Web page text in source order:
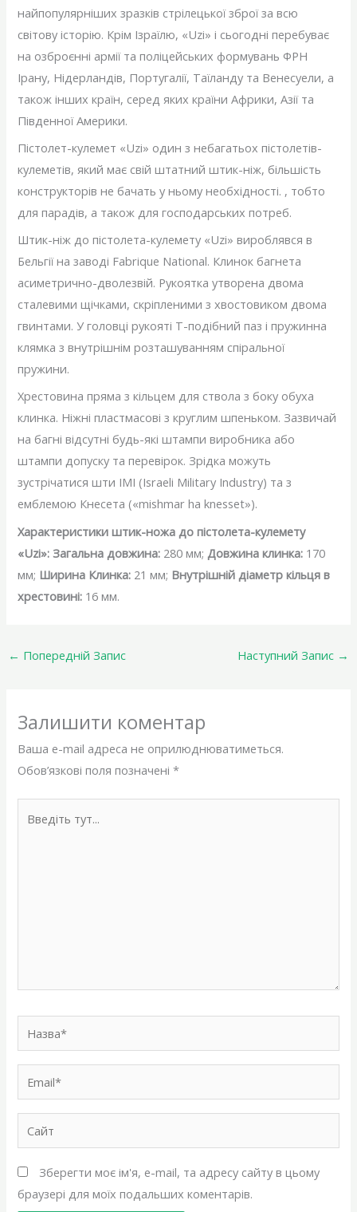
найпопулярніших зразків стрілецької зброї за всю
світову історію. Крім Ізраїлю, «Uzi» і сьогодні перебуває
на озброєнні армії та поліцейських формувань ФРН
Ірану, Нідерландів, Португалії, Таїланду та Венесуели, а
також інших країн, серед яких країни Африки, Азії та
Південної Америки.
Пістолет-кулемет «Uzi» один з небагатьох пістолетів-
кулеметів, який має свій штатний штик-ніж, більшість
конструкторів не бачать у ньому необхідності. , тобто
для парадів, а також для господарських потреб.
Штик-ніж до пістолета-кулемету «Uzi» вироблявся в
Бельгії на заводі Fabrique National. Клинок багнета
асиметрично-дволезвій. Рукоятка утворена двома
сталевими щічками, скріпленими з хвостовиком двома
гвинтами. У головці рукояті Т-подібний паз і пружинна
клямка з внутрішнім розташуванням спіральної
пружини.
Хрестовина пряма з кільцем для ствола з боку обуха
клинка. Ніжні пластмасові з круглим шпеньком. Зазвичай
на багні відсутні будь-які штампи виробника або
штампи допуску та перевірок. Зрідка можуть
зустрічатися шти IMI (Israeli Military Industry) та з
емблемою Кнесета («mishmar ha knesset»).
Характеристики штик-ножа до пістолета-кулемету
«Uzi»: Загальна довжина: 280 мм; Довжина клинка: 170
мм; Ширина Клинка: 21 мм; Внутрішній діаметр кільця в
хрестовині: 16 мм.
← Попередній Запис Наступний Запис →
Залишити коментар
Ваша e-mail адреса не оприлюднюватиметься.
Обов’язкові поля позначені*
Сайт
Зберегти моє ім'я, e-mail, та адресу сайту в цьому
браузері для моїх подальших коментарів.